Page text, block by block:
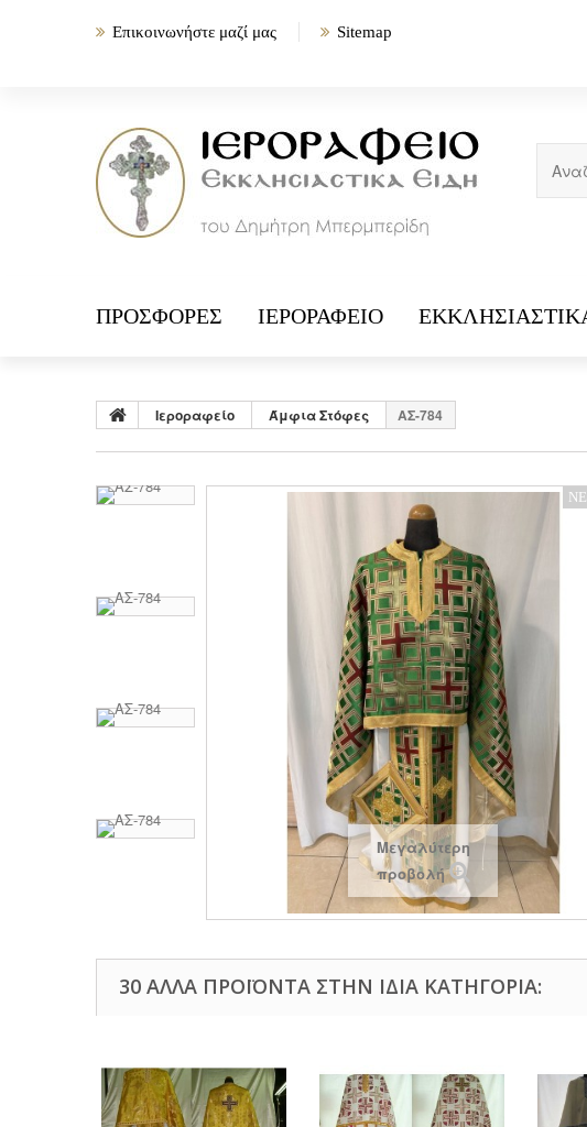
Επικοινωνήστε μαζί μας Sitemap
ΠΡΟΣΦΟΡΈΣ ΙΕΡΟΡΑΦΕΊΟ
Ιεροραφείο Άμφια Στόφες ΑΣ-784
Μεγαλύτερη
προβολή
30 ΆΛΛΑ ΠΡΟΪΌΝΤΑ ΣΤΗΝ ΊΔΙΑ ΚΑΤΗΓΟΡΊΑ: